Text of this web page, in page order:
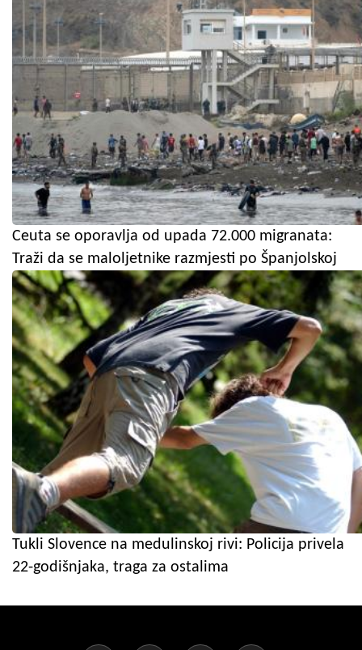
Ceuta se oporavlja od upada 72.000 migranata:
Traži da se maloljetnike razmjesti po Španjolskoj
Tukli Slovence na medulinskoj rivi: Policija privela
22-godišnjaka, traga za ostalima